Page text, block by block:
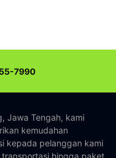
7990
Jawa Tengah, kami
kemudahan
kepada pelanggan kami